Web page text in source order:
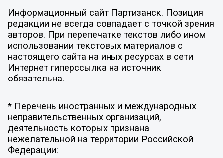
Информационный сайт Партизанск. Позиция
редакции не всегда совпадает с точкой зрения
авторов. При перепечатке текстов либо ином
использовании текстовых материалов с
настоящего сайта на иных ресурсах в сети
Интернет гиперссылка на источник
обязательна.
* Перечень иностранных и международных
неправительственных организаций,
деятельность которых признана
нежелательной на территории Российской
Федерации: